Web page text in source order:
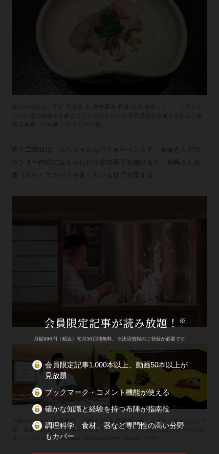
造り一品目は「平目 甘海老 塩 梅肉醤油 防風 山葵 胡瓜より」。ペアリン
造り二品目は、スペシャルなパフォーマンスで。髙橋さんがカ
ウンター内側に設えられた小窓の障子を開けると、川嶋さんが
藁（わら）でカツオを炙っている様子が窺える。
川嶋さんらしい笑顔満開。「鰹叩き3種 酢味噌花韮（ニラ）、ネギおろし一
味、生姜木の芽和え 山葵芥子添えて」。ペアリングのお酒はジョージアの
オレンジワイン「Mtsvane Shalauri Wine Cellars 2020」。
会員限定記事が読み放題！ ※
月額990円（税込）初月30日間無料。※決済情報のご登録が必要です
会員限定記事1,000本以上、動画50本以上が
見放題
ブックマーク・コメント機能が使える
確かな知識と経験を持つ布陣が指南役
調理科学、食材、器など専門性の高い分野
もカバー